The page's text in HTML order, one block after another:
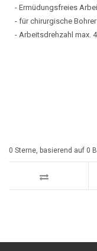
- Ermüdungsfreies
- für chirurgische
- Arbeitsdrehzahl max.
0 Sterne, basierend auf 0